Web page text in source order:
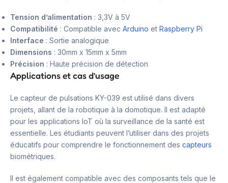
Tension d’alimentation : 3,3V à 5V
Compatibilité : Compatible avec Arduino et Raspberry Pi
Interface : Sortie analogique
Dimensions : 30mm x 15mm x 5mm
Précision : Haute précision de détection
Applications et cas d’usage
Le capteur de pulsations KY-039 est utilisé dans divers
projets, allant de la robotique à la domotique. Il est adapté
pour les applications IoT où la surveillance de la santé est
essentielle. Les étudiants peuvent l’utiliser dans des projets
éducatifs pour comprendre le fonctionnement des capteurs
biométriques.
Il est également compatible avec des composants tels que le